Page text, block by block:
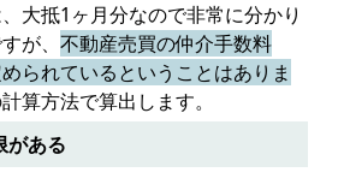
大抵1ヶ月分なので非常に分かり
が、 不動産売買の仲介手数料
られているということはありま
算方法で算出します。
がある